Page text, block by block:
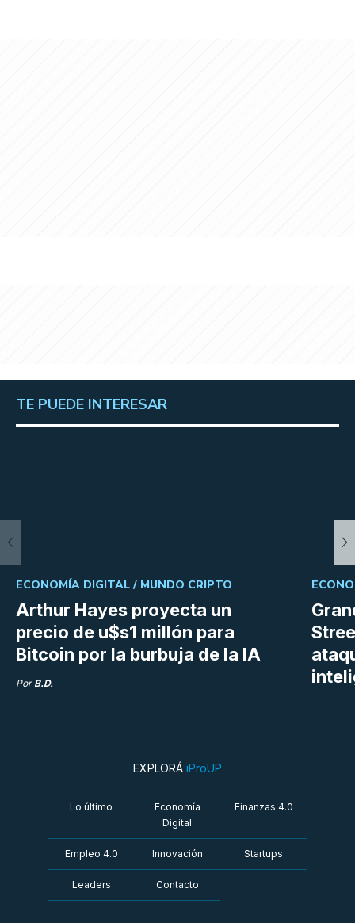
TE PUEDE INTERESAR
Arthur Hayes proyecta un
precio de u$s1 millón para
Bitcoin por la burbuja de la IA
ECONOMÍA DIGITAL / MUNDO CRIPTO
Por B.D.
EXPLORÁ iProUP
Lo último
Economía
Digital
Finanzas 4.0
Empleo 4.0 Innovación Startups
Leaders Contacto